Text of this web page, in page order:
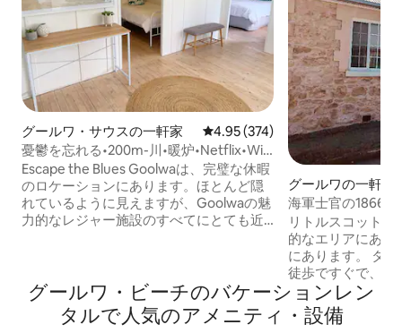
グールワ・サウスの一軒家 レビュー374件、5つ星中4.95つ
4.95 (374)
憂鬱を忘れる•200m-川•暖炉•Netflix•Wi-
Fi
Escape the Blues Goolwaは、完璧な休暇
のロケーションにあります。ほとんど隠
れているように見えますが、Goolwaの魅
力的なレジャー施設のすべてにとても近
ンプランのデザインは、カップル、友
人、またはご家族に最適なスペースです *
前面と背面にエンターテイメントデッキ
グールワの一軒家
海軍士官の1866
ンド
リトルスコット
的なエリアにある
にあります。 タ
徒歩ですぐで、人
で車で5分です。
ンドの狭い路地
計画されたこの
グールワ・ビーチのバケーションレン
タルで人気のアメニティ・設備